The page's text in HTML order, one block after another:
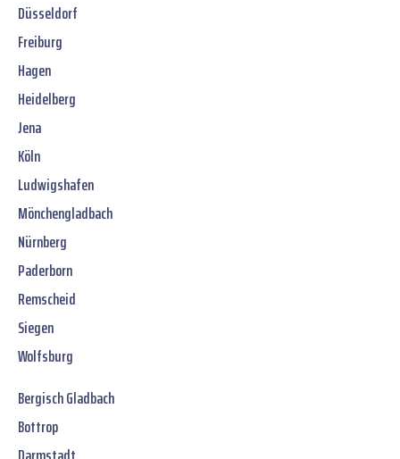
Düsseldorf
Freiburg
Hagen
Heidelberg
Jena
Köln
Ludwigshafen
Mönchengladbach
Nürnberg
Paderborn
Remscheid
Siegen
Wolfsburg
Bergisch Gladbach
Bottrop